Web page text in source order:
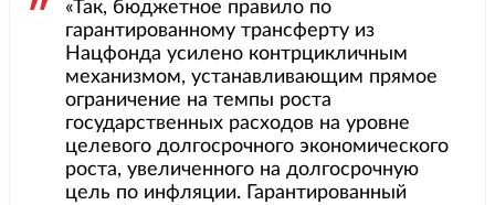
«Так, бюджетное правило по
гарантированному трансферту из
Нацфонда усилено контрцикличным
механизмом, устанавливающим прямое
ограничение на темпы роста
государственных расходов на уровне
целевого долгосрочного экономического
роста, увеличенного на долгосрочную
цель по инфляции. Гарантированный